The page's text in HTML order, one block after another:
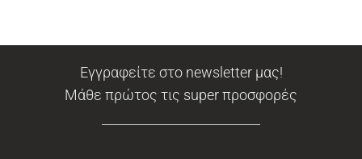
Εγγραφείτε στο newsletter μας!
Μάθε πρώτος τις super προσφορές